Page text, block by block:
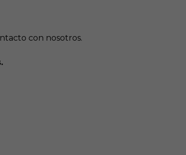
con nosotros.